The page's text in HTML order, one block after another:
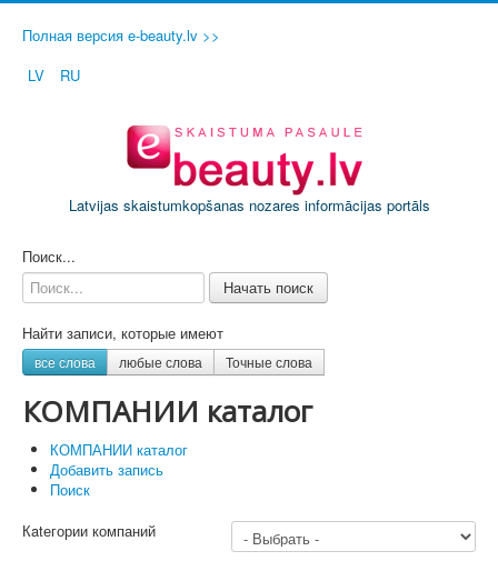
Полная версия e-beauty.lv >>
LV
RU
Latvijas skaistumkopšanas nozares informācijas portāls
Поиск...
Начать поиск
Найти записи, которые имеют
все слова любые слова Точные слова
КОМПАНИИ каталог
КОМПАНИИ каталог
Добавить запись
Поиск
Кatегории компаний